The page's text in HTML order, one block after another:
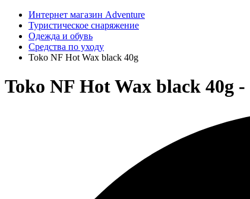
Интернет магазин Adventure
Туристическое снаряжение
Одежда и обувь
Средства по уходу
Toko NF Hot Wax black 40g
Toko NF Hot Wax black 40g -